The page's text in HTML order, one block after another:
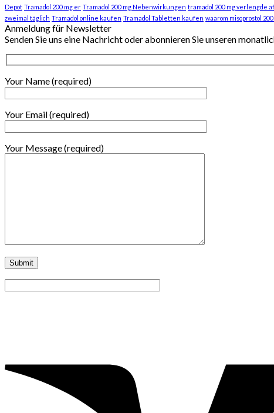
Depot Tramadol 200 mg er Tramadol 200 mg Nebenwirkungen tramadol 200 mg verlengde
zweimal täglich Tramadol online kaufen Tramadol Tabletten kaufen waarom misoprostol
Anmeldung für Newsletter
Senden Sie uns eine Nachricht oder abonnieren Sie unseren
Your Name (required)
Your Email (required)
Your Message (required)